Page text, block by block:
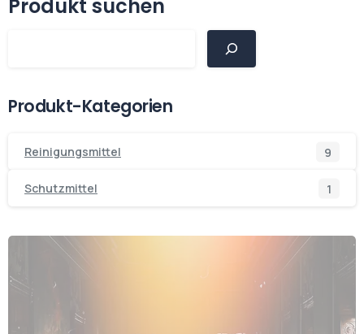
Produkt suchen
Produkt-Kategorien
Reinigungsmittel 9
Schutzmittel
1